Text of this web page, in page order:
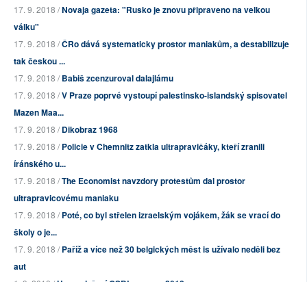
17. 9. 2018 /Novaja gazeta: "Rusko je znovu připraveno na velkou
válku"
17. 9. 2018 /ČRo dává systematicky prostor maniakům, a destabilizuje
tak českou ...
17. 9. 2018 /Babiš zcenzuroval dalajlámu
17. 9. 2018 /V Praze poprvé vystoupí palestinsko-islandský spisovatel
Mazen Maa...
17. 9. 2018 /Dikobraz 1968
17. 9. 2018 /Policie v Chemnitz zatkla ultrapravičáky, kteří zranili
íránského u...
17. 9. 2018 /The Economist navzdory protestům dal prostor
ultrapravicovému maniaku
17. 9. 2018 /Poté, co byl střelen izraelským vojákem, žák se vrací do
školy o je...
17. 9. 2018 /Paříž a více než 30 belgických měst is užívalo neděli bez
aut